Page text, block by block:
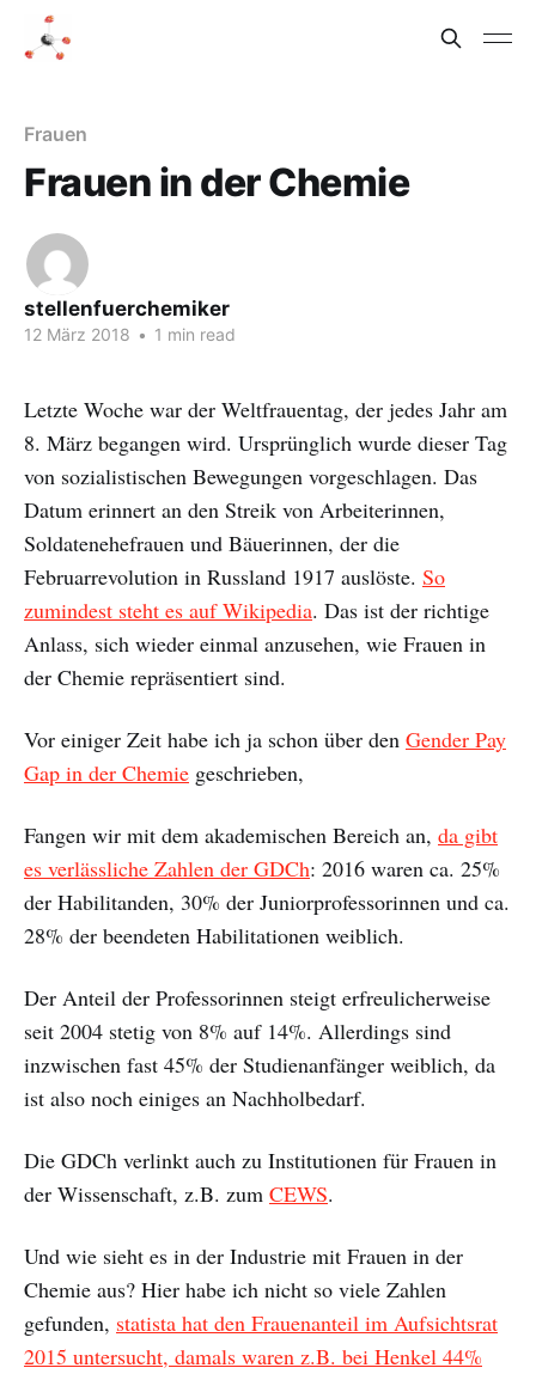
Frauen
Frauen in der Chemie
stellenfuerchemiker
12 März 2018 • 1 min read
Letzte Woche war der Weltfrauentag, der jedes Jahr am
8. März begangen wird. Ursprünglich wurde dieser Tag
von sozialistischen Bewegungen vorgeschlagen. Das
Datum erinnert an den Streik von Arbeiterinnen,
Soldatenehefrauen und Bäuerinnen, der die
Februarrevolution in Russland 1917 auslöste. So
zumindest steht es auf Wikipedia. Das ist der richtige
Anlass, sich wieder einmal anzusehen, wie Frauen in
der Chemie repräsentiert sind.
Vor einiger Zeit habe ich ja schon über den Gender Pay
Gap in der Chemie geschrieben,
Fangen wir mit dem akademischen Bereich an, da gibt
es verlässliche Zahlen der GDCh: 2016 waren ca. 25%
der Habilitanden, 30% der Juniorprofessorinnen und ca.
28% der beendeten Habilitationen weiblich.
Der Anteil der Professorinnen steigt erfreulicherweise
seit 2004 stetig von 8% auf 14%. Allerdings sind
inzwischen fast 45% der Studienanfänger weiblich, da
ist also noch einiges an Nachholbedarf.
Die GDCh verlinkt auch zu Institutionen für Frauen in
der Wissenschaft, z.B. zum CEWS.
Und wie sieht es in der Industrie mit Frauen in der
Chemie aus? Hier habe ich nicht so viele Zahlen
gefunden, statista hat den Frauenanteil im Aufsichtsrat
2015 untersucht, damals waren z.B. bei Henkel 44%